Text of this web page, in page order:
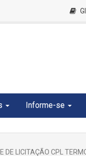
Informe-se
DE LICITAÇÃO CPL